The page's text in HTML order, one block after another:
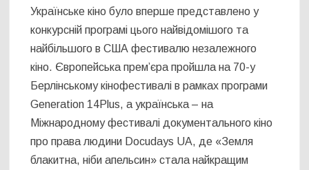
Українське кіно було вперше представлено у
конкурсній програмі цього найвідомішого та
найбільшого в США фестивалю незалежного
кіно. Європейська прем’єра пройшла на 70-у
Берлінському кінофестивалі в рамках програми
Generation 14Plus, а українська – на
Міжнародному фестивалі документального кіно
про права людини Docudays UA, де «Земля
блакитна, ніби апельсин» стала найкращим